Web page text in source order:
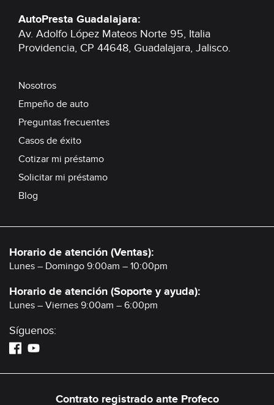
AutoPresta Guadalajara:
Av. Adolfo López Mateos Norte 95, Italia
Providencia, CP 44648, Guadalajara, Jalisco.
Nosotros
Empeño de auto
Preguntas frecuentes
Casos de éxito
Cotizar mi préstamo
Solicitar mi préstamo
Blog
Horario de atención (Ventas):
Lunes – Domingo 9:00am – 10:00pm
Horario de atención (Soporte y ayuda):
Lunes – Viernes 9:00am – 6:00pm
Síguenos:
Contrato registrado ante Profeco